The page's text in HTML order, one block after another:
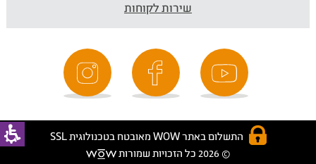
שירות לקוחות
התשלום באתר WOW מאובטח בטכנולוגית SSL
© 2026 כל הזכויות שמורות